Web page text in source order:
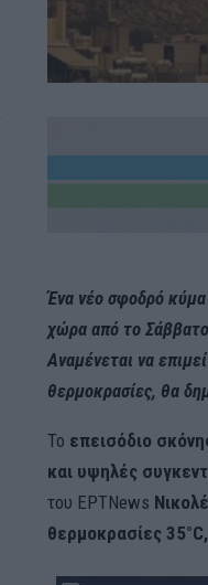
Ένα νέο σφοδρό
χώρα από το Σάββατο
Αναμένεται να
θερμοκρασίες, θα
Το επεισόδιο
και υψηλές
του ΕΡΤNews
θερμοκρασίες